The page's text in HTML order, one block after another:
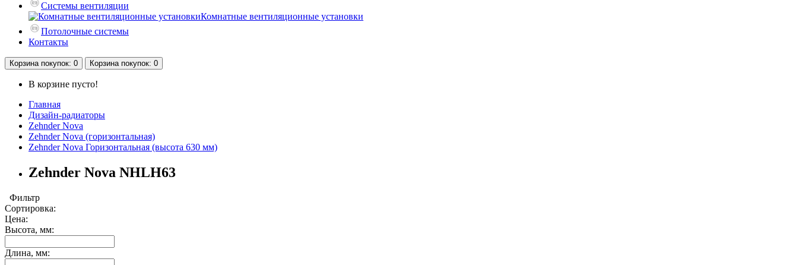
Системы вентиляции
Комнатные вентиляционные установки
Потолочные системы
Контакты
Корзинапокупок: 0 Корзинапокупок: 0
В корзине пусто!
Главная
Дизайн-радиаторы
Zehnder Nova
Zehnder Nova (горизонтальная)
Zehnder Nova Горизонтальная (высота 630 мм)
Zehnder Nova NHLH63
Фильтр
Сортировка:
Цена:
Высота, мм:
Длина, мм: